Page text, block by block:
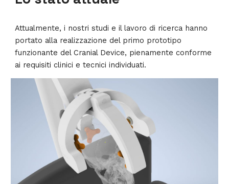
Attualmente, i nostri studi e il lavoro di ricerca hanno
portato alla realizzazione del primo prototipo
funzionante del Cranial Device, pienamente conforme
ai requisiti clinici e tecnici individuati.